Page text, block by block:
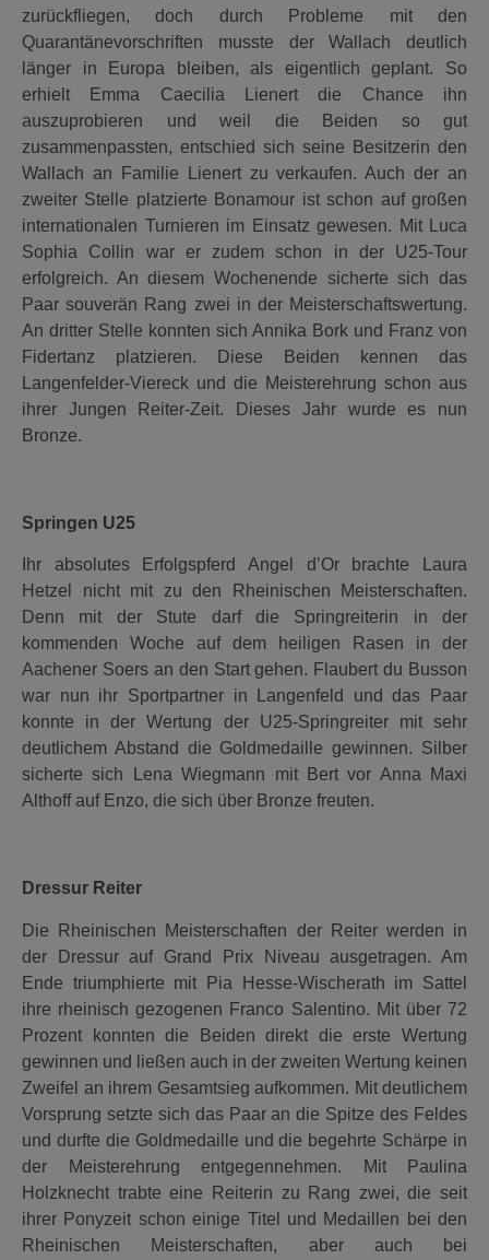
zurückfliegen, doch durch Probleme mit den
Quarantänevorschriften musste der Wallach deutlich
länger in Europa bleiben, als eigentlich geplant. So
erhielt Emma Caecilia Lienert die Chance ihn
auszuprobieren und weil die Beiden so gut
zusammenpassten, entschied sich seine Besitzerin den
Wallach an Familie Lienert zu verkaufen. Auch der an
zweiter Stelle platzierte Bonamour ist schon auf großen
internationalen Turnieren im Einsatz gewesen. Mit Luca
Sophia Collin war er zudem schon in der U25-Tour
erfolgreich. An diesem Wochenende sicherte sich das
Paar souverän Rang zwei in der Meisterschaftswertung.
An dritter Stelle konnten sich Annika Bork und Franz von
Fidertanz platzieren. Diese Beiden kennen das
Langenfelder-Viereck und die Meisterehrung schon aus
ihrer Jungen Reiter-Zeit. Dieses Jahr wurde es nun
Bronze.
Springen U25
Ihr absolutes Erfolgspferd Angel d’Or brachte Laura
Hetzel nicht mit zu den Rheinischen Meisterschaften.
Denn mit der Stute darf die Springreiterin in der
kommenden Woche auf dem heiligen Rasen in der
Aachener Soers an den Start gehen. Flaubert du Busson
war nun ihr Sportpartner in Langenfeld und das Paar
konnte in der Wertung der U25-Springreiter mit sehr
deutlichem Abstand die Goldmedaille gewinnen. Silber
sicherte sich Lena Wiegmann mit Bert vor Anna Maxi
Althoff auf Enzo, die sich über Bronze freuten.
Dressur Reiter
Die Rheinischen Meisterschaften der Reiter werden in
der Dressur auf Grand Prix Niveau ausgetragen. Am
Ende triumphierte mit Pia Hesse-Wischerath im Sattel
ihre rheinisch gezogenen Franco Salentino. Mit über 72
Prozent konnten die Beiden direkt die erste Wertung
gewinnen und ließen auch in der zweiten Wertung keinen
Zweifel an ihrem Gesamtsieg aufkommen. Mit deutlichem
Vorsprung setzte sich das Paar an die Spitze des Feldes
und durfte die Goldmedaille und die begehrte Schärpe in
der Meisterehrung entgegennehmen. Mit Paulina
Holzknecht trabte eine Reiterin zu Rang zwei, die seit
ihrer Ponyzeit schon einige Titel und Medaillen bei den
Rheinischen Meisterschaften, aber auch bei